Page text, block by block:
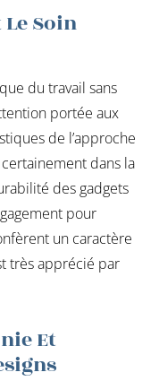
Soin
du travail sans
portée aux
de l’approche
dans la
des gadgets
pour
un caractère
très apprécié par
Et